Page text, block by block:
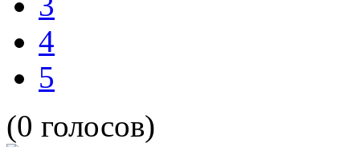
4
5
(0 голосов)